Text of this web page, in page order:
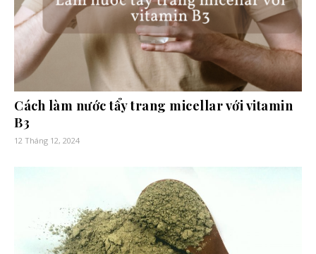
Cách làm nước tẩy trang micellar với vitamin
B3
12 Tháng 12, 2024